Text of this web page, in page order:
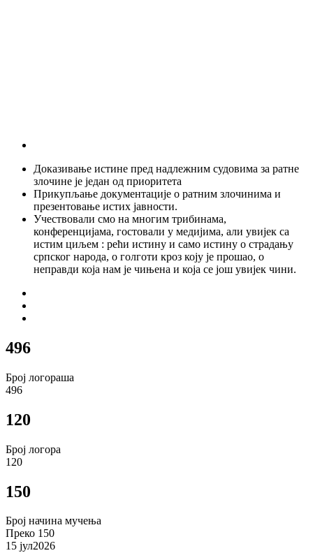
Доказивање истине пред надлежним судовима за ратне
злочине је један од приоритета
Прикупљање документације о ратним злочинима и
презентовање истих јавности.
Учествовали смо на многим трибинама,
конференцијама, гостовали у медијима, али увијек са
истим циљем : рећи истину и само истину о страдању
српског народа, о голготи кроз коју је прошао, о
неправди која нам је чињена и која се још увијек чини.
496
Број логораша
496
120
Број логора
120
150
Број начина мучења
Преко 150
15 јул2026